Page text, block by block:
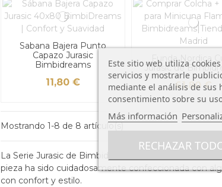
Sabana Bajera Punto
Capazo Jurasic
Bimbidreams
11,80 €
Funda Nordica
Jurasic de
61,80 €
Mostrando 1-8 de 8 artículo(s)
La Serie Jurasic de Bimbidreams transporta a
pieza ha sido cuidadosamente confeccionada con
con confort y estilo.
Este sitio web utiliza
servicios y mostrarle
mediante el análisis de sus
consentimiento sobre su
Más información
RECHAZAR